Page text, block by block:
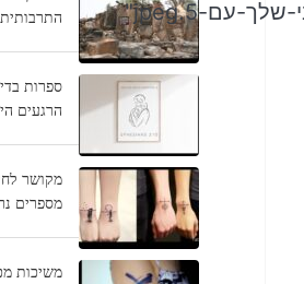
ספרות
הרגעים
מקושר
מספרים